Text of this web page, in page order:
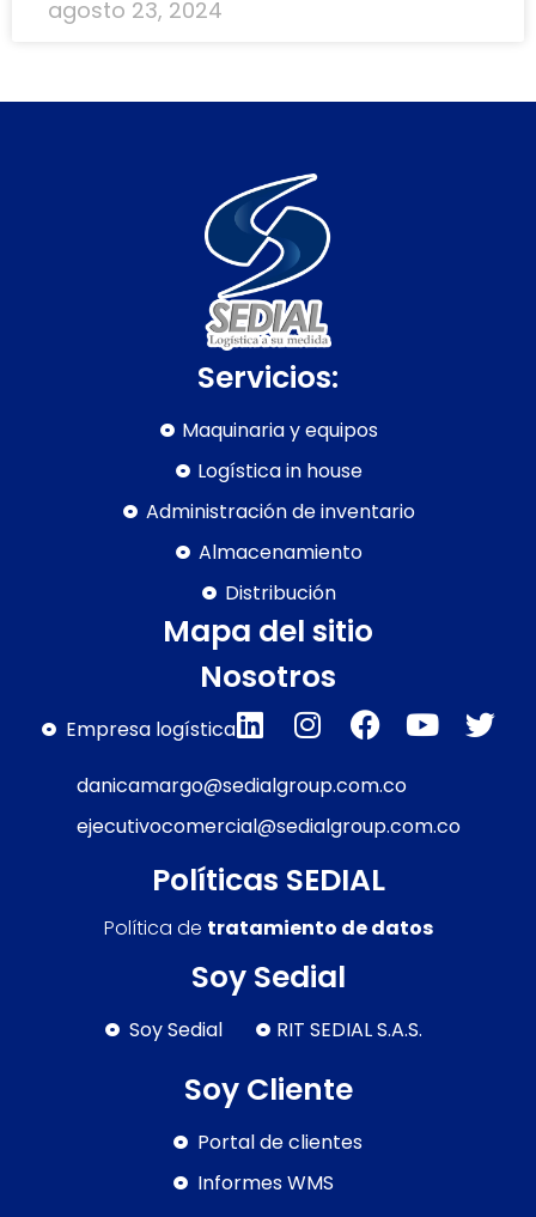
agosto 23, 2024
Servicios:
Maquinaria y equipos
Logística in house
Administración de inventario
Almacenamiento
Distribución
Mapa del sitio
Nosotros
Empresa logística
danicamargo@sedialgroup.com.co
ejecutivocomercial@sedialgroup.com.co
Políticas SEDIAL
Política de tratamiento de datos
Soy Sedial
Soy Sedial RIT SEDIAL S.A.S.
Soy Cliente
Portal de clientes
Informes WMS